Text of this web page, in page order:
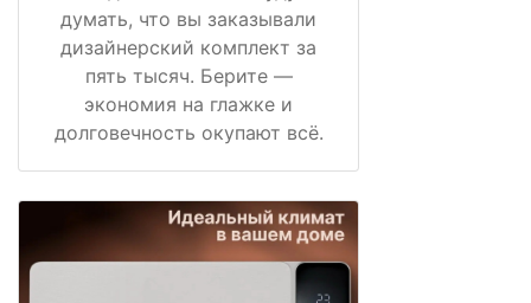
думать, что вы заказывали
дизайнерский комплект за
пять тысяч. Берите —
экономия на глажке и
долговечность окупают всё.